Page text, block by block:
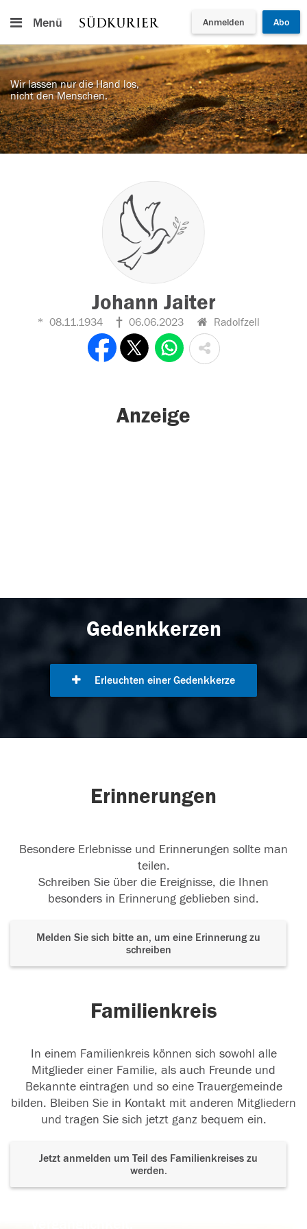
Menü Anmelden Abo
Wir lassen nur die Hand los,
nicht den Menschen.
Johann Jaiter
08.11.1934 06.06.2023 Radolfzell
Anzeige
Gedenkkerzen
Erleuchten einer Gedenkkerze
Erinnerungen
Besondere Erlebnisse und Erinnerungen sollte man
teilen.
Schreiben Sie über die Ereignisse, die Ihnen
besonders in Erinnerung geblieben sind.
Melden Sie sich bitte an, um eine Erinnerung zu
schreiben
Familienkreis
In einem Familienkreis können sich sowohl alle
Mitglieder einer Familie, als auch Freunde und
Bekannte eintragen und so eine Trauergemeinde
bilden. Bleiben Sie in Kontakt mit anderen Mitgliedern
und tragen Sie sich jetzt ganz bequem ein.
Jetzt anmelden um Teil des Familienkreises zu
werden.